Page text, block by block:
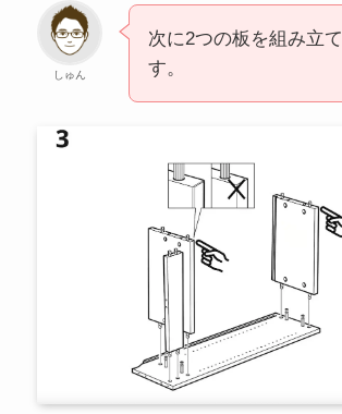
しゅん
次に2つの板を組み立
す。